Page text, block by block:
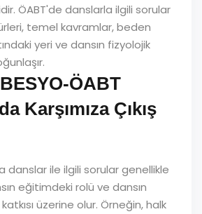
ÖABT'de danslarla ilgili sorular
temel kavramlar, beden
yeri ve dansın fizyolojik
ÖABT
Karşımıza Çıkış
danslar ile ilgili sorular genellikle
eğitimdeki rolü ve dansın
üzerine olur. Örneğin, halk